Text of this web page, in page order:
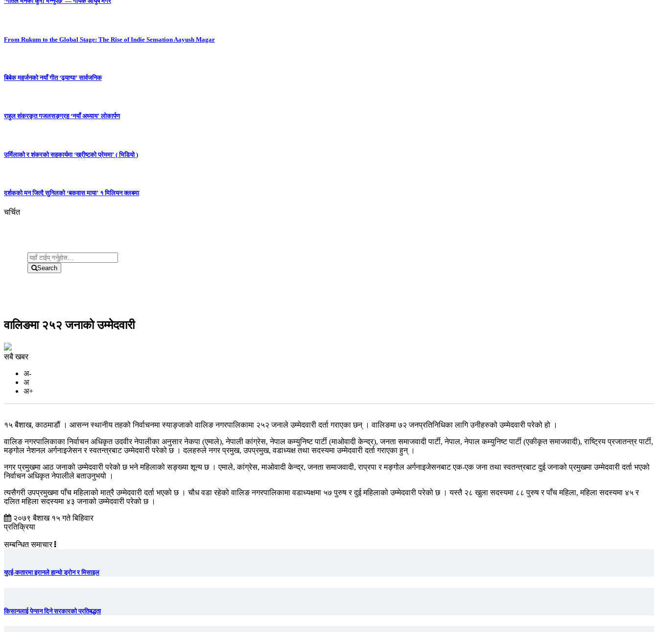
From Rukum to the Global Stage: The Rise of Indie Sensation Aayush Magar
बिबेक महर्जनको नयाँ गीत ‘ढ्याप्पा’ सार्वजनिक
राहुल शंकरकृत गजलसङ्ग्रह ‘नयाँ अध्याय’ लोकार्पण
उर्मिलाको र शंकरको सहकार्यमा ‘ख्रीष्टको प्रेममा’ ( भिडियो )
दर्शकको मन जित्दै सुनिलको ‘बकवास माया’ १ मिलियन क्लबमा
चर्चित
Search
वालिङमा २५२ जनाको उम्मेदवारी
सबै खबर
अ-
अ
अ+
१५ बैशाख, काठमाडौं । आसन्न स्थानीय तहको निर्वाचनमा स्याङ्जाको वालिङ नगरपालिकामा २५२ जनाले उम्मेदवारी दर्ता गराएका छन् । वालिङमा ७२ जनप्रतिनिधिका लागि उनीहरुको उम्मेदवारी परेको हो ।
वालिङ नगरपालिकाका निर्वाचन अधिकृत उदवीर नेपालीका अनुसार नेकपा (एमाले), नेपाली कांग्रेस, नेपाल कम्युनिष्ट पार्टी (माओवादी केन्द्र), जनता समाजवादी पार्टी, नेपाल, नेपाल कम्युनिष्ट पार्टी (एकीकृत समाजवादी), राष्ट्रिय प्रजातन्त्र पार्टी,
मङ्गोल नेशनल अर्गनाइजेसन र स्वतन्त्रबाट उम्मेदवारी परेको छ । दलहरुले नगर प्रमुख, उपप्रमुख, वडाध्यक्ष तथा सदस्यमा उम्मेदवारी दर्ता गराएका हुन् ।
नगर प्रमुखमा आठ जनाको उम्मेदवारी परेको छ भने महिलाको सङ्ख्या शून्य छ । एमाले, कांग्रेस, माओवादी केन्द्र, जनता समाजवादी, राप्रपा र मङ्गोल अर्गनाइजेसनबाट एक-एक जना तथा स्वतन्त्रबाट दुई जनाको प्रमुखमा उम्मेदवारी दर्ता भएको
निर्वाचन अधिकृत नेपालीले बताउनुभयो ।
त्यसैगरी उपप्रमुखमा पाँच महिलाको मात्रै उम्मेदवारी दर्ता भएको छ । चौध वडा रहेको वालिङ नगरपालिकामा वडाध्यक्षमा ५७ पुरुष र दुई महिलाको उम्मेदवारी परेको छ । यस्तै २८ खुला सदस्यमा ८८ पुरुष र पाँच महिला, महिला सदस्यमा ४५ र
दलित महिला सदस्यमा ४३ जनाको उम्मेदवारी परेको छ ।
२०७९ बैशाख १५ गते बिहिवार
प्रतिक्रिया
सम्बन्धित समाचार
युएई-कतारमा इरानले हान्यो ड्रोन र मिसाइल
किसानलाई पेन्सन दिने सरकारको प्रतिबद्धता